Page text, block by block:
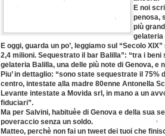
E noi
penosa,
più
gelateria
E oggi, guarda un po’, leggiamo sul “Secolo
2,4 milioni. Sequestrato il bar Balilla”: “tra i
gelateria Balilla, una delle più note di Genova, e
Piu’ in dettaglio: “sono state sequestrate il
centro, intestate alla madre 80enne Antonella
Levante intestate a Movida srl, in mano a un
fiduciari”.
Ma per Salvini, habituèe di Genova e della sua
poveraccio senza un soldo.
Matteo, perchè non fai un tweet dei tuoi che